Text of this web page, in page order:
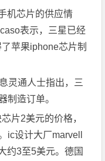
机芯片的供应情
表示，三星已经
苹果iphone芯片制
灵通人士指出，三
制造订单。
片2美元的价格，
ic设计大厂marvell
约3至5美元。德国